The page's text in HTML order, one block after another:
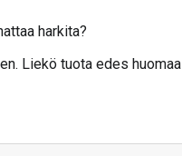
harkita?
Liekö tuota edes huomaa